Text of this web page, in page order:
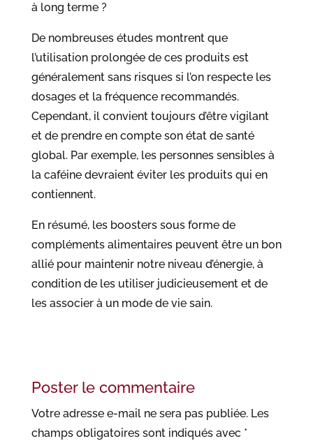
à long terme ?
De nombreuses études montrent que
l’utilisation prolongée de ces produits est
généralement sans risques si l’on respecte les
dosages et la fréquence recommandés.
Cependant, il convient toujours d’être vigilant
et de prendre en compte son état de santé
global. Par exemple, les personnes sensibles à
la caféine devraient éviter les produits qui en
contiennent.
En résumé, les boosters sous forme de
compléments alimentaires peuvent être un bon
allié pour maintenir notre niveau d’énergie, à
condition de les utiliser judicieusement et de
les associer à un mode de vie sain.
Poster le commentaire
Votre adresse e-mail ne sera pas publiée. Les
champs obligatoires sont indiqués avec *